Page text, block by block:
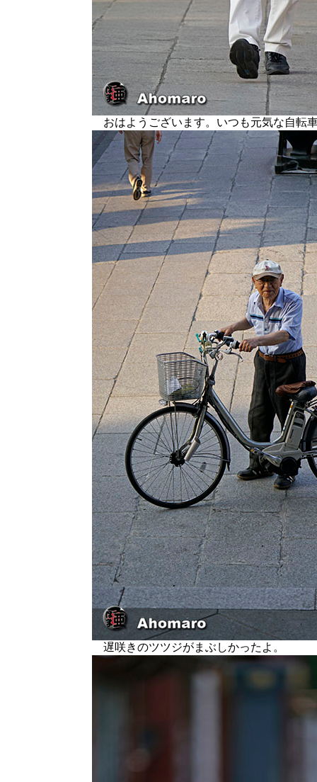
おはようございます。いつも元気な自転
遅咲きのツツジがまぶしかったよ。